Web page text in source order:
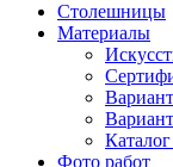
Столешницы
Материалы
Фото работ